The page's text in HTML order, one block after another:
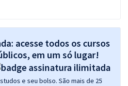
acesse todos os cursos
em um só lugar!
e seu bolso. São mais de 25